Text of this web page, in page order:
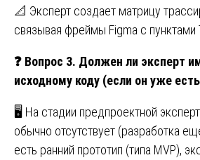
📐 Эксперт создает матрицу
связывая фреймы Figma с пунктами
❓ Вопрос 3. Должен ли эксперт
исходному коду (если он уже
🖥️ На стадии предпроектной
обычно отсутствует (разработка
есть ранний прототип (типа MVP),